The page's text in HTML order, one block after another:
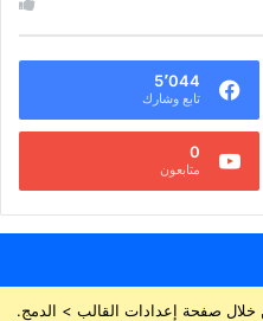
5٬044
تابع وشارك
0
متابعون